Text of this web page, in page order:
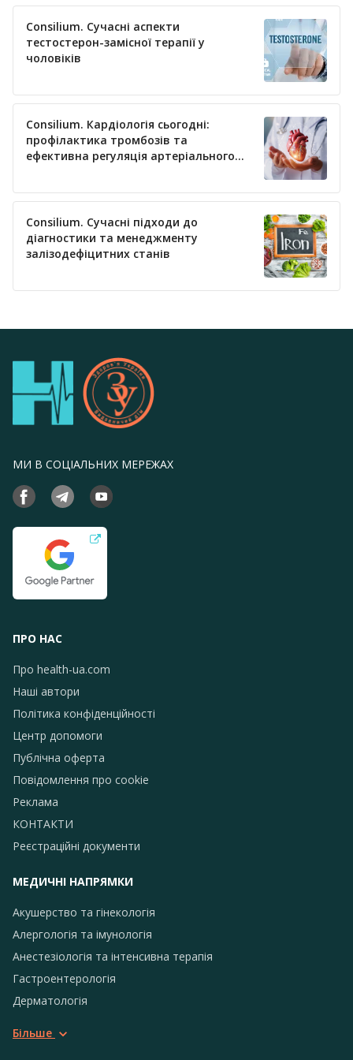
онкологической урологии Харьковской медицинской
академии последипломного образования Дмитрий
Владимирович Щукин. Существует несколько
способов контроля почечной артерии при в
Consilium. Сучасні аспекти
тестостерон-замісної терапії у
чоловіків
Consilium. Кардіологія сьогодні:
профілактика тромбозів та
ефективна регуляція артеріального
Consilium. Сучасні підходи до
діагностики та менеджменту
залізодефіцитних станів
МИ В СОЦІАЛЬНИХ МЕРЕЖАХ
ПРО НАС
Про health-ua.com
Наші автори
Політика конфіденційності
Центр допомоги
Публічна оферта
Повідомлення про сookie
Реклама
КОНТАКТИ
Реєстраційні документи
МЕДИЧНІ НАПРЯМКИ
Акушерство та гінекологія
Алергологія та імунологія
Анестезіологія та інтенсивна терапія
Гастроентерологія
Дерматологія
Більше